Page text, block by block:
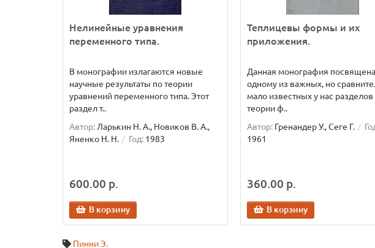
Нелинейные уравнения
переменного типа.
В монографии излагаются новые
научные результаты по теории
уравнений переменного типа. Этот
раздел т..
Автор: Ларькин Н. А., Новиков В. А.,
Яненко Н. Н.
Год: 1983
600.00 р.
В корзину
Теплицевы формы и их
приложения.
Данная монография посвящена
одному из важных, но
мало известных у нас разделов
теории ф..
Автор: Гренандер У., Сеге Г.
1961
360.00 р.
В корзину
Пинни Э.